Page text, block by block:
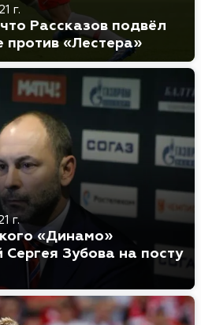
г.
Рассказов подвёл
против «Лестера»
г.
«Динамо»
Зубова на посту